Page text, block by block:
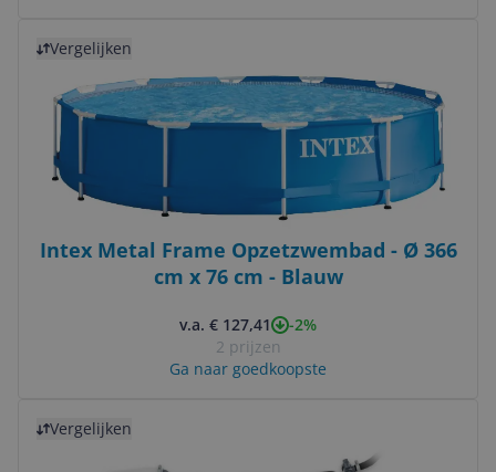
Vergelijken
Intex Metal Frame Opzetzwembad - Ø 366
cm x 76 cm - Blauw
v.a. € 127,41
-2%
2 prijzen
Ga naar goedkoopste
Vergelijken